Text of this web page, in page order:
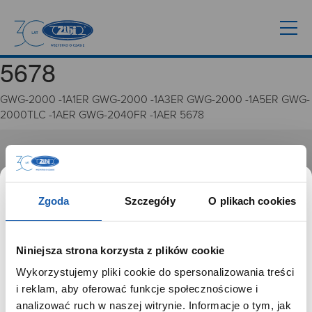
Zgoda Szczegóły O plikach cookies
Niniejsza strona korzysta z plików cookie
Wykorzystujemy pliki cookie do spersonalizowania treści
i reklam, aby oferować funkcje społecznościowe i
analizować ruch w naszej witrynie. Informacje o tym, jak
5678
GWG-2000 -1A1ER GWG-2000 -1A3ER GWG-2000 -1A5ER GWG-
2000TLC -1AER GWG-2040FR -1AER 5678
GRUPA ZIBI
Misja, wizja i wartości Grupy Zibi
Ważne daty
Zgoda na ciasteczka
PRODUKTYSZANOWNY UŻYTKOWNIKU,
SZANOWNA UŻYTKOWNICZKO